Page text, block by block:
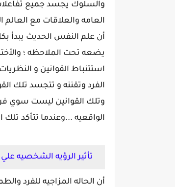
والسلوك يجسد جميع
العامه والعلاقات مع العالم
أن علم النفس الحديث يبدأ
يضعه تحت الملاحظه ؛
استتنباط القوانين و
الفرد وتقننه و تتجسد تلك
وتلك القوانين ليست سوي
الواقعيه ...وعندما تتأكد
تأثير الرؤيه الشخصيه
أن الحاله المزاجيه للفرد